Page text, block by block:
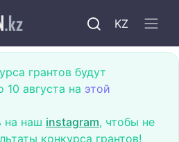
KZ
грантов будут
августа на этой
на наш instagram, чтобы не
конкурса грантов!